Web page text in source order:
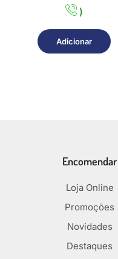
)
Adicionar
Encomendar
Loja Online
Promoções
Novidades
Destaques